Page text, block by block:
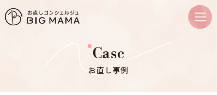
Case
お直し事例